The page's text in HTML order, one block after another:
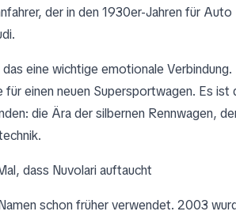
der in den 1930er-Jahren für
eine wichtige emotionale
für einen neuen Supersportwagen. Es ist
die Ära der silbernen Rennwagen,
dass Nuvolari auftaucht
schon früher verwendet. 2003